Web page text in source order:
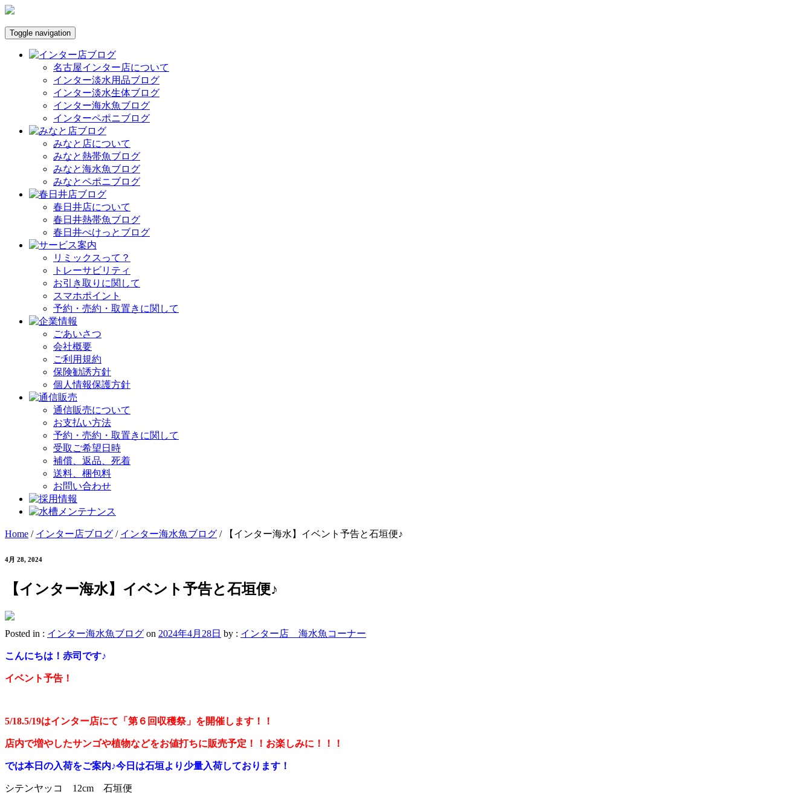
Toggle navigation
名古屋インター店について
インター淡水用品ブログ
インター淡水生体ブログ
インター海水魚ブログ
インターペポニブログ
みなと店について
みなと熱帯魚ブログ
みなと海水魚ブログ
みなとペポニブログ
春日井店について
春日井熱帯魚ブログ
春日井ぺけっとブログ
リミックスって？
トレーサビリティ
お引き取りに関して
スマホポイント
予約・売約・取置きに関して
ごあいさつ
会社概要
ご利用規約
保険勧誘方針
個人情報保護方針
通信販売について
お支払い方法
予約・売約・取置きに関して
受取ご希望日時
補償、返品、死着
送料、梱包料
お問い合わせ
Home / インター店ブログ / インター海水魚ブログ / 【インター海水】イベント予告と石垣便♪
4月 28, 2024
【インター海水】イベント予告と石垣便♪
Posted in : インター海水魚ブログ on 2024年4月28日 by : インター店 海水魚コーナー
こんにちは！赤司です♪
イベント予告！
5/18.5/19はインター店にて「第６回収穫祭」を開催します！！
店内で増やしたサンゴや植物などをお値打ちに販売予定！！ お楽しみに！！！
では本日の入荷をご案内♪今日は石垣より少量入荷しております！
シテンヤッコ 12cm 石垣便